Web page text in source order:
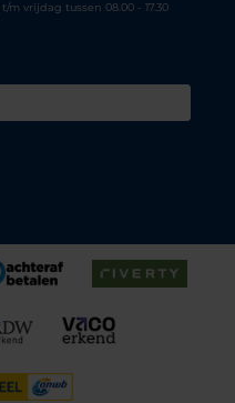
vrijdag tussen 08.00 - 17.30